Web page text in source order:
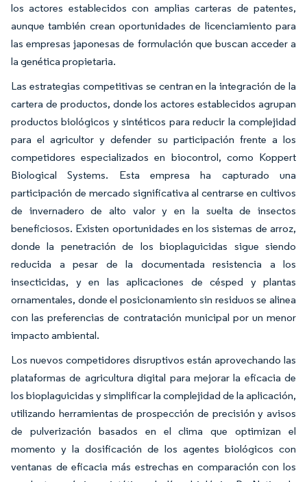
los actores establecidos con amplias carteras de patentes,
aunque también crean oportunidades de licenciamiento para
las empresas japonesas de formulación que buscan acceder a
la genética propietaria.
Las estrategias competitivas se centran en la integración de la
cartera de productos, donde los actores establecidos agrupan
productos biológicos y sintéticos para reducir la complejidad
para el agricultor y defender su participación frente a los
competidores especializados en biocontrol, como Koppert
Biological Systems. Esta empresa ha capturado una
participación de mercado significativa al centrarse en cultivos
de invernadero de alto valor y en la suelta de insectos
beneficiosos. Existen oportunidades en los sistemas de arroz,
donde la penetración de los bioplaguicidas sigue siendo
reducida a pesar de la documentada resistencia a los
insecticidas, y en las aplicaciones de césped y plantas
ornamentales, donde el posicionamiento sin residuos se alinea
con las preferencias de contratación municipal por un menor
impacto ambiental.
Los nuevos competidores disruptivos están aprovechando las
plataformas de agricultura digital para mejorar la eficacia de
los bioplaguicidas y simplificar la complejidad de la aplicación,
utilizando herramientas de prospección de precisión y avisos
de pulverización basados en el clima que optimizan el
momento y la dosificación de los agentes biológicos con
ventanas de eficacia más estrechas en comparación con los